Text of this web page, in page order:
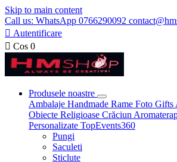
Skip to main content
Call us: WhatsApp 0766290092
 Autentificare
 Cos 0
Produsele noastre
Ambalaje Handmade Rame Foto Gifts
Obiecte Religioase Crăciun
Personalizate TopEvents360
Pungi
Saculeti
Sticlute